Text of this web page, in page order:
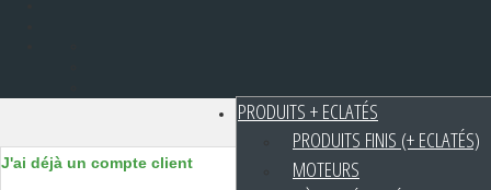
PRODUITS + ECLATÉS
PRODUITS FINIS (+ ECLATÉS)
MOTEURS
J'ai déjà un compte client